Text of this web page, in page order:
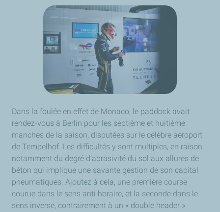
Dans la foulée en effet de Monaco, le paddock avait
rendez-vous à Berlin pour les septième et huitième
manches de la saison, disputées sur le célèbre aéroport
de Tempelhof. Les difficultés y sont multiples, en raison
notamment du degré d’abrasivité du sol aux allures de
béton qui implique une savante gestion de son capital
pneumatiques. Ajoutez à cela, une première course
courue dans le sens anti horaire, et la seconde dans le
sens inverse, contrairement à un « double header »